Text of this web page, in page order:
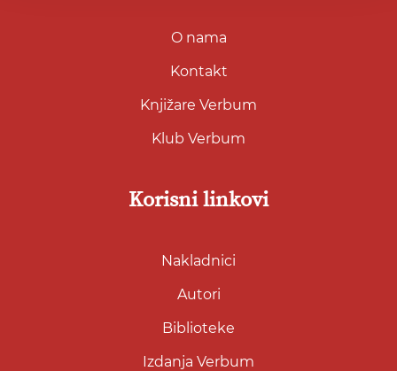
O nama
Kontakt
Knjižare Verbum
Klub Verbum
Korisni linkovi
Nakladnici
Autori
Biblioteke
Izdanja Verbum